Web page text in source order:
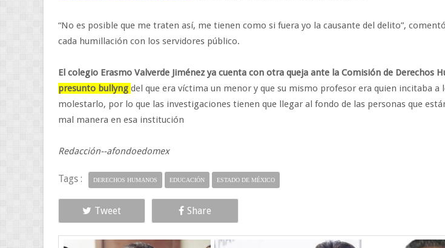
“No es posible que me traten así, me tienen como si fuera yo la causante del delito”,
cada humillación con los servidores público.
El colegio Erasmo Valverde Jiménez ya cuenta con otra queja ante la Comisión de Derechos
presunto bullyng del que era víctima un menor y que su mismo profesor era quien incitaba a
molestarlo, por lo que las investigaciones tienen que llegar al fondo de las personas que
mal manera en esa institución
Redacción--afondoedomex
Tags : DERECHOS HUMANOS EDUCACIÓN ESTADO DE MÉXICO
Tweet Share